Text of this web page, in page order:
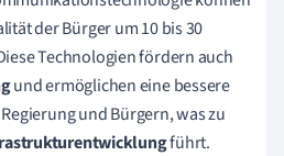
der Bürger um 10 bis 30
Technologien fördern auch
und ermöglichen eine bessere
und Bürgern, was zu
führt.